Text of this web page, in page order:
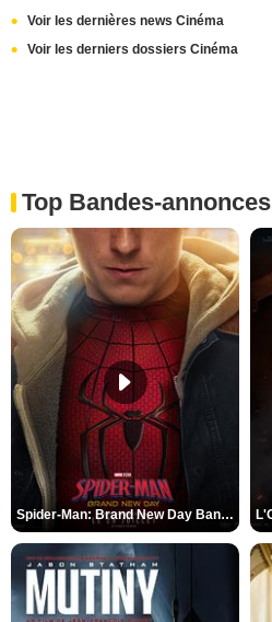
Voir les dernières news Cinéma
Voir les derniers dossiers Cinéma
Top Bandes-annonces
Spider-Man: Brand New Day Bande-annonce VO STFR